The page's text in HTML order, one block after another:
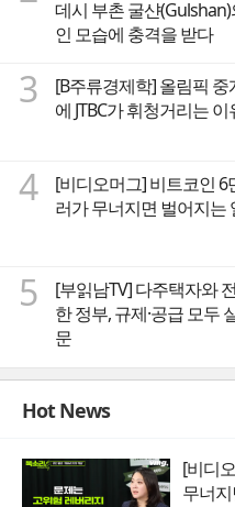
데시 부촌 굴샨
인 모습에 충격을 받다
3
[B주류경제학] 올림픽 중
에 JTBC가 휘청거리는 이
4
[비디오머그] 비트코인 6
러가 무너지면 벌어지는
5
[부읽남TV] 다주택자와
한 정부, 규제·공급 모두
문
Hot News
[비디
무너